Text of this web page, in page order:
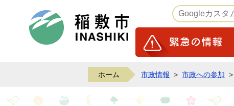
稲敷市ホームページ
ホーム 市政情報 > 市政への参加 >